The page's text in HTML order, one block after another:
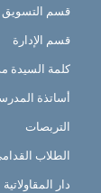
قسم التسويق
قسم الإدارة
كلمة السيدة
أساتذة
التربصات
الطلاب
دار المقاولاتية